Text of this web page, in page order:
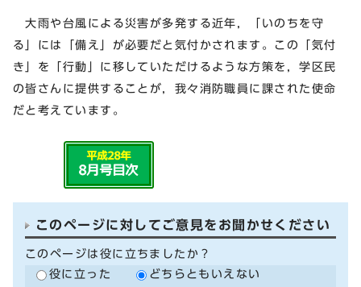
大雨や台風による災害が多発する近年，「いのちを守
る」には「備え」が必要だと気付かされます。この「気付
き」を「行動」に移していただけるような方策を，学区民
の皆さんに提供することが，我々消防職員に課された使命
だと考えています。
このページに対してご意見をお聞かせください
このページは役に立ちましたか？
役に立った
どちらともいえない